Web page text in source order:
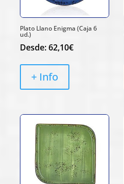
Plato Llano Enigma (Caja 6
ud.)
Desde:62,10€
+ Info